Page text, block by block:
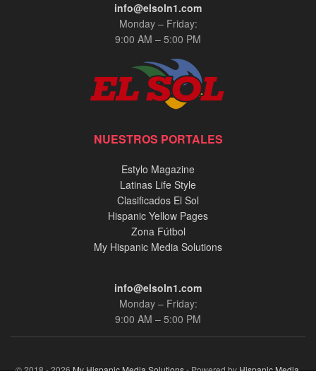
info@elsoln1.com
Monday – Friday:
9:00 AM – 5:00 PM
NUESTROS PORTALES
Estylo Magazine
Latinas Life Style
Clasificados El Sol
Hispanic Yellow Pages
Zona Fútbol
My Hispanic Media Solutions
info@elsoln1.com
Monday – Friday:
9:00 AM – 5:00 PM
© 2018 - 2026My Hispanic Media Solutions- Powered byHispanic Media,